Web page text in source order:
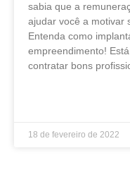
sabia que a
ajudar você a motivar
Entenda como
empreendimento!
contratar bons
18 de fevereiro de 2022